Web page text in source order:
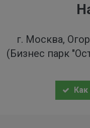
г. Москва,
(Бизнес парк